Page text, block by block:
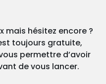
mais hésitez encore ?
toujours gratuite,
permettre d’avoir
de vous lancer.